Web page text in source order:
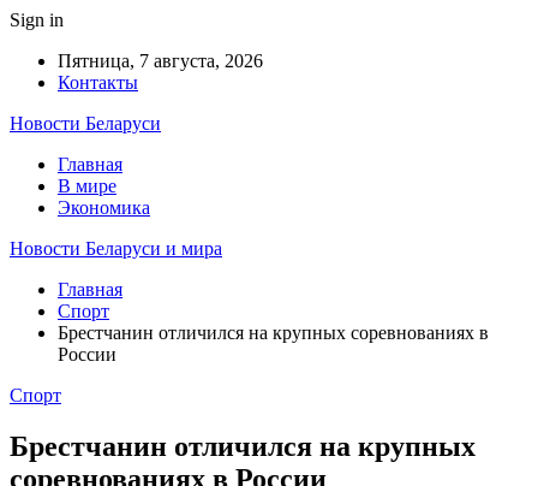
Sign in
Пятница, 7 августа, 2026
Контакты
Новости Беларуси
Главная
В мире
Экономика
Новости Беларуси и мира
Главная
Спорт
Брестчанин отличился на крупных соревнованиях в
России
Спорт
Брестчанин отличился на крупных
соревнованиях в России